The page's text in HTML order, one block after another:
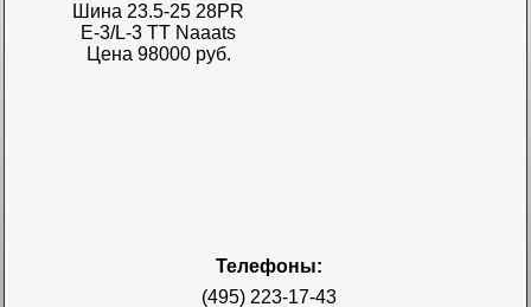
Шина 23.5-25 28PR
E-3/L-3 TT Naaats
Цена 98000 руб.
E-3/L-3 TT Naaats
Цена 48000 руб.
Телефоны:
(495) 223-17-43